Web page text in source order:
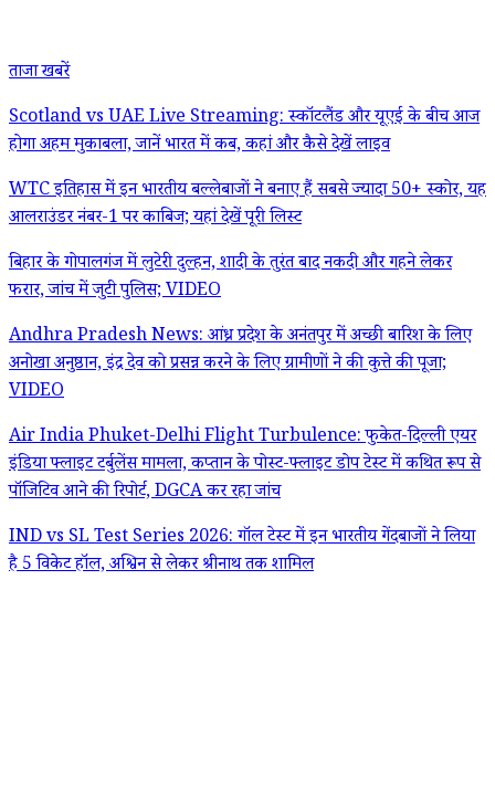
ताजा खबरें
Scotland vs UAE Live Streaming: स्कॉटलैंड और यूएई के बीच आज
होगा अहम मुकाबला, जानें भारत में कब, कहां और कैसे देखें लाइव
WTC इतिहास में इन भारतीय बल्लेबाजों ने बनाए हैं सबसे ज्यादा 50+ स्कोर, यह
आलराउंडर नंबर-1 पर काबिज; यहां देखें पूरी लिस्ट
बिहार के गोपालगंज में लुटेरी दुल्हन, शादी के तुरंत बाद नकदी और गहने लेकर
फरार, जांच में जुटी पुलिस; VIDEO
Andhra Pradesh News: आंध्र प्रदेश के अनंतपुर में अच्छी बारिश के लिए
अनोखा अनुष्ठान, इंद्र देव को प्रसन्न करने के लिए ग्रामीणों ने की कुत्ते की पूजा;
VIDEO
Air India Phuket-Delhi Flight Turbulence: फुकेत-दिल्ली एयर
इंडिया फ्लाइट टर्बुलेंस मामला, कप्तान के पोस्ट-फ्लाइट डोप टेस्ट में कथित रूप से
पॉजिटिव आने की रिपोर्ट, DGCA कर रहा जांच
IND vs SL Test Series 2026: गॉल टेस्ट में इन भारतीय गेंदबाजों ने लिया
है 5 विकेट हॉल, अश्विन से लेकर श्रीनाथ तक शामिल